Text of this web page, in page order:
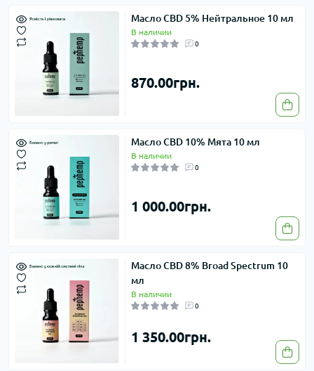
Масло CBD 5% Нейтральное 10 мл
В наличии
0
870.00грн.
Масло CBD 10% Мята 10 мл
В наличии
0
1 000.00грн.
Масло CBD 8% Broad Spectrum 10
мл
В наличии
0
1 350.00грн.